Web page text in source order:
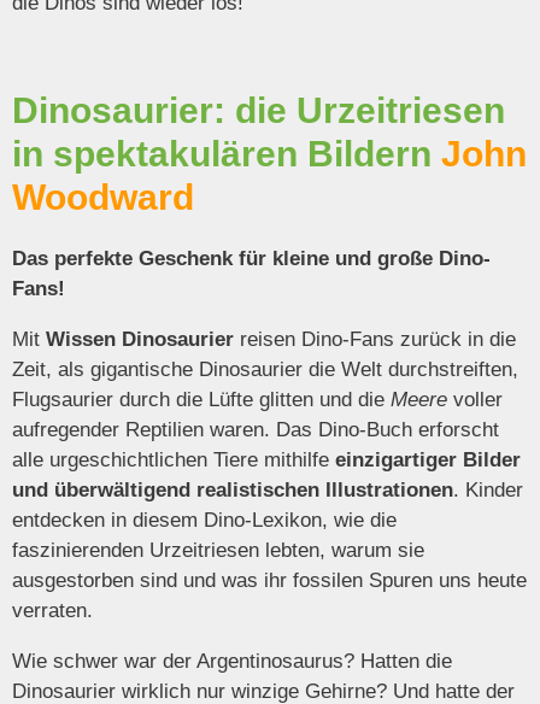
Dinosaurier: die Urzeitriesen
in spektakulären Bildern John
Woodward
Das perfekte Geschenk für kleine und große Dino-
Fans!
Mit Wissen Dinosaurier reisen Dino-Fans zurück in die
Zeit, als gigantische Dinosaurier die Welt durchstreiften,
Flugsaurier durch die Lüfte glitten und die Meere voller
aufregender Reptilien waren. Das Dino-Buch erforscht
alle urgeschichtlichen Tiere mithilfe einzigartiger Bilder
und überwältigend realistischen Illustrationen. Kinder
entdecken in diesem Dino-Lexikon, wie die
faszinierenden Urzeitriesen lebten, warum sie
ausgestorben sind und was ihr fossilen Spuren uns heute
verraten.
Wie schwer war der Argentinosaurus? Hatten die
Dinosaurier wirklich nur winzige Gehirne? Und hatte der